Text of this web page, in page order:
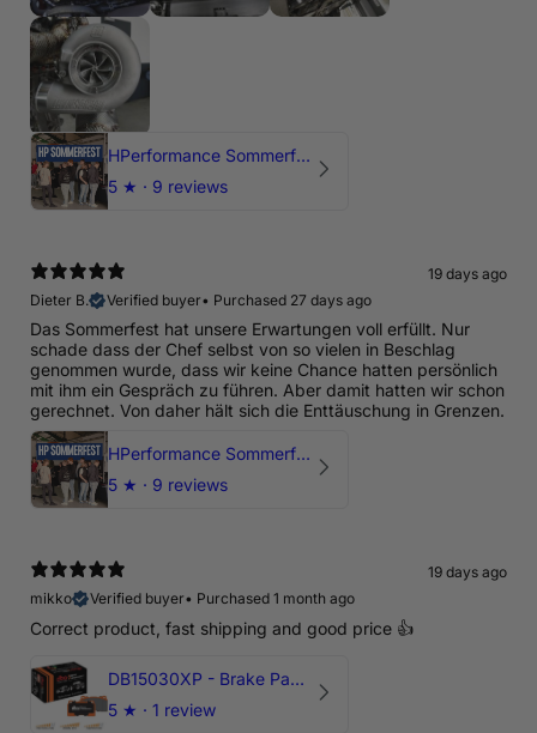
HPerformance Sommerfest 2026
5 ★ · 9 reviews
19 days ago
Dieter B.
Verified buyer• Purchased 27 days ago
Das Sommerfest hat unsere Erwartungen voll erfüllt. Nur
schade dass der Chef selbst von so vielen in Beschlag
genommen wurde, dass wir keine Chance hatten persönlich
mit ihm ein Gespräch zu führen. Aber damit hatten wir schon
gerechnet. Von daher hält sich die Enttäuschung in Grenzen.
HPerformance Sommerfest 2026
5 ★ · 9 reviews
19 days ago
mikko
Verified buyer• Purchased 1 month ago
Correct product, fast shipping and good price 👍
DB15030XP - Brake Pads Xtreme Performance | Front Axle
5 ★ · 1 review